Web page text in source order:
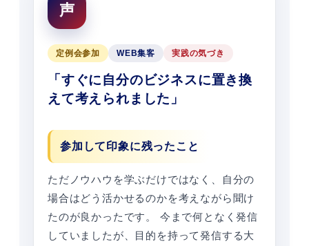
声
定例会参加 WEB集客 実践の気づき
「すぐに自分のビジネスに置き換
えて考えられました」
参加して印象に残ったこと
ただノウハウを学ぶだけではなく、自分の
場合はどう活かせるのかを考えながら聞け
たのが良かったです。 今まで何となく発信
していましたが、目的を持って発信する大